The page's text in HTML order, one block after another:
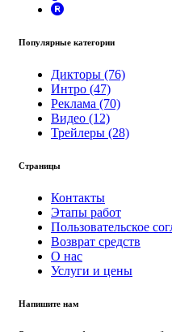
Популярные категории
Дикторы (76)
Интро (47)
Реклама (70)
Видео (12)
Трейлеры (28)
Страницы
Контакты
Этапы работ
Пользовательское
Возврат средств
О нас
Услуги и цены
Напишите нам